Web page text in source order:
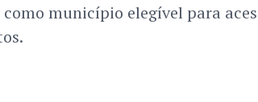
município elegível para